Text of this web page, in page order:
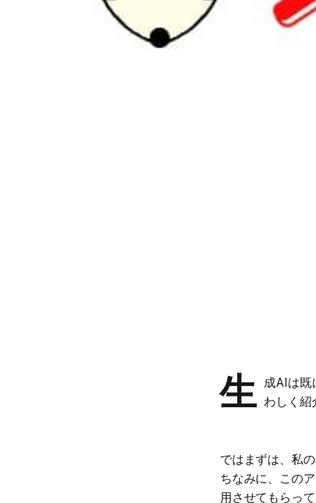
生 成AIは既
わしく紹
ではまずは、私
ちなみに、この
用させてもらっ